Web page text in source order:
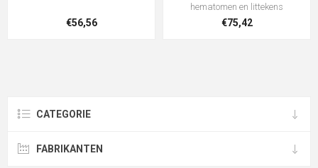
€56,56
hematomen en littekens
€75,42
CATEGORIE
FABRIKANTEN